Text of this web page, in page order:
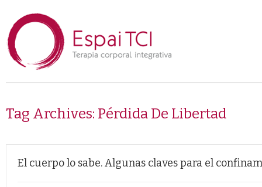
Tag Archives: Pérdida De Libertad
El cuerpo lo sabe. Algunas claves para el